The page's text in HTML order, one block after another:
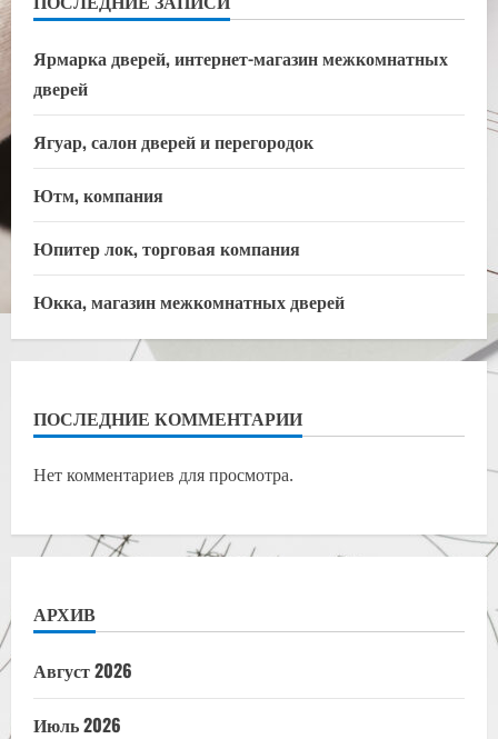
Ярмарка дверей, интернет-магазин межкомнатных
дверей
Ягуар, салон дверей и перегородок
Ютм, компания
Юпитер лок, торговая компания
Юкка, магазин межкомнатных дверей
ПОСЛЕДНИЕ КОММЕНТАРИИ
Нет комментариев для просмотра.
АРХИВ
Август 2026
Июль 2026